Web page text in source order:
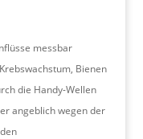
messbar
Bienen
die Handy-Wellen
angeblich wegen der